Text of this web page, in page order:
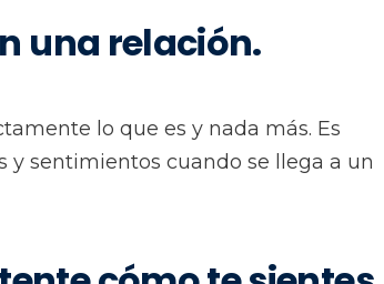
una relación.
lo que es y nada más. Es
sentimientos cuando se llega a un